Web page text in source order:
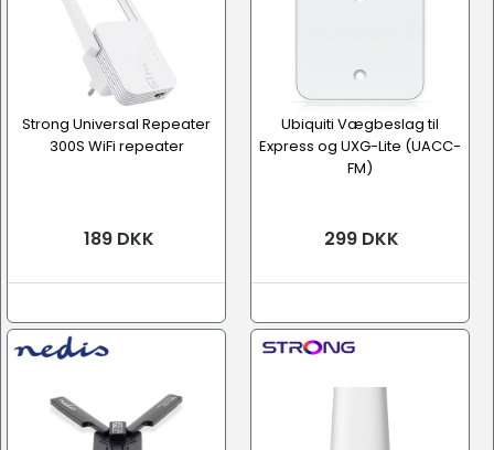
Strong Universal Repeater
300S WiFi repeater
189 DKK
Ubiquiti Vægbeslag til
Express og UXG-Lite (UACC-
FM)
299 DKK